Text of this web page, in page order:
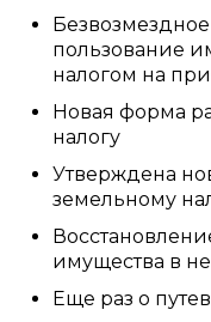
Безвозмездное
пользование
налогом на
Новая форма
налогу
Утверждена
земельному
имущества в
Еще раз о